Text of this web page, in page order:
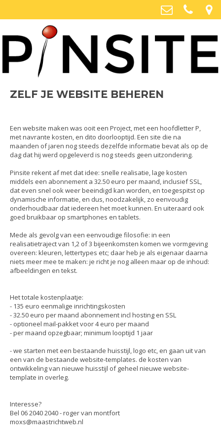
Cannerweg 289, 6213 BE Maastricht
06 2040 2040
moxs@maastrichtweb.nl
ZELF JE WEBSITE BEHEREN
Een website maken was ooit een Project, met een hoofdletter P,
met navrante kosten, en dito doorlooptijd. Een site die na
maanden of jaren nog steeds dezelfde informatie bevat als op de
dag dat hij werd opgeleverd is nog steeds geen uitzondering.
Pinsite rekent af met dat idee: snelle realisatie, lage kosten
middels een abonnement a 32.50 euro per maand, inclusief SSL,
dat even snel ook weer beeindigd kan worden, en toegespitst op
dynamische informatie, en dus, noodzakelijk, zo eenvoudig
onderhoudbaar dat iedereen het moet kunnen. En uiteraard ook
goed bruikbaar op smartphones en tablets.
Mede als gevolg van een eenvoudige filosofie: in een
realisatietraject van 1,2 of 3 bijeenkomsten komen we vormgeving
overeen: kleuren, lettertypes etc; daar heb je als eigenaar daarna
niets meer mee te maken: je richt je nog alleen maar op de inhoud:
afbeeldingen en tekst.
Het totale kostenplaatje:
- 135 euro eenmalige inrichtingskosten
- 32.50 euro per maand abonnement incl hosting en SSL
- optioneel mail-pakket voor 4 euro per maand
- per maand opzegbaar; minimum looptijd 1 jaar
- we starten met een bestaande huisstijl, logo etc, en gaan uit van
een van de bestaande website-templates. de kosten van
ontwikkeling van nieuwe huisstijl of geheel nieuwe website-
template in overleg.
Interesse?
Bel 06 2040 2040 - roger van montfort
moxs@maastrichtweb.nl